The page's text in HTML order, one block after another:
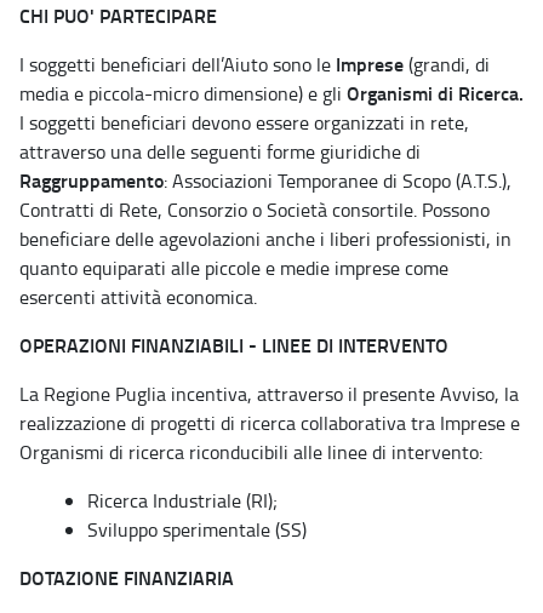
CHI PUO' PARTECIPARE
I soggetti beneficiari dell’Aiuto sono le Imprese(grandi, di
media e piccola-micro dimensione) e gli Organismi di Ricerca.
I soggetti beneficiari devono essere organizzati in rete,
attraverso una delle seguenti forme giuridiche di
Raggruppamento: Associazioni Temporanee di Scopo (A.T.S.),
Contratti di Rete, Consorzio o Società consortile. Possono
beneficiare delle agevolazioni anche i liberi professionisti, in
quanto equiparati alle piccole e medie imprese come
esercenti attività economica.
OPERAZIONI FINANZIABILI - LINEE DI INTERVENTO
La Regione Puglia incentiva, attraverso il presente Avviso, la
realizzazione di progetti di ricerca collaborativa tra Imprese e
Organismi di ricerca riconducibili alle linee di intervento:
Ricerca Industriale (RI);
Sviluppo sperimentale (SS)
DOTAZIONE FINANZIARIA